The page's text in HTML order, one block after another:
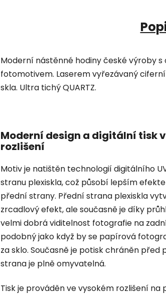
Moderní nástěnné hodiny české výroby
fotomotivem. Laserem vyřezávaný
skla. Ultra tichý QUARTZ.
Moderní design a digitální tisk
rozlišení
Motiv je natištěn technologií digitálního
stranu plexiskla, což působí lepším
přední strany. Přední strana plexiskla
zrcadlový efekt, ale současně je díky
velmi dobrá viditelnost fotografie na
podobný jako když by se papírová
za sklo. Současně je potisk chráněn
strana je plně omyvatelná.
Tisk je prováděn ve vysokém rozlišení na